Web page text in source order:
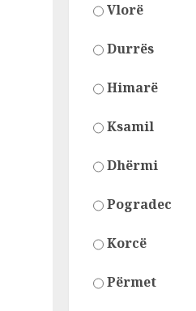
Vlorë
Durrës
Himarë
Ksamil
Dhërmi
Pogradec
Korcë
Përmet